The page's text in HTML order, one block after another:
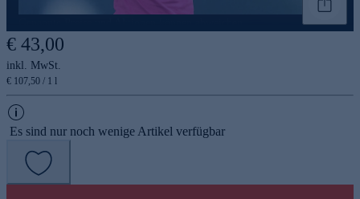
€ 43,00
inkl. MwSt.
€ 107,50 / 1 l
Es sind nur noch wenige Artikel verfügbar